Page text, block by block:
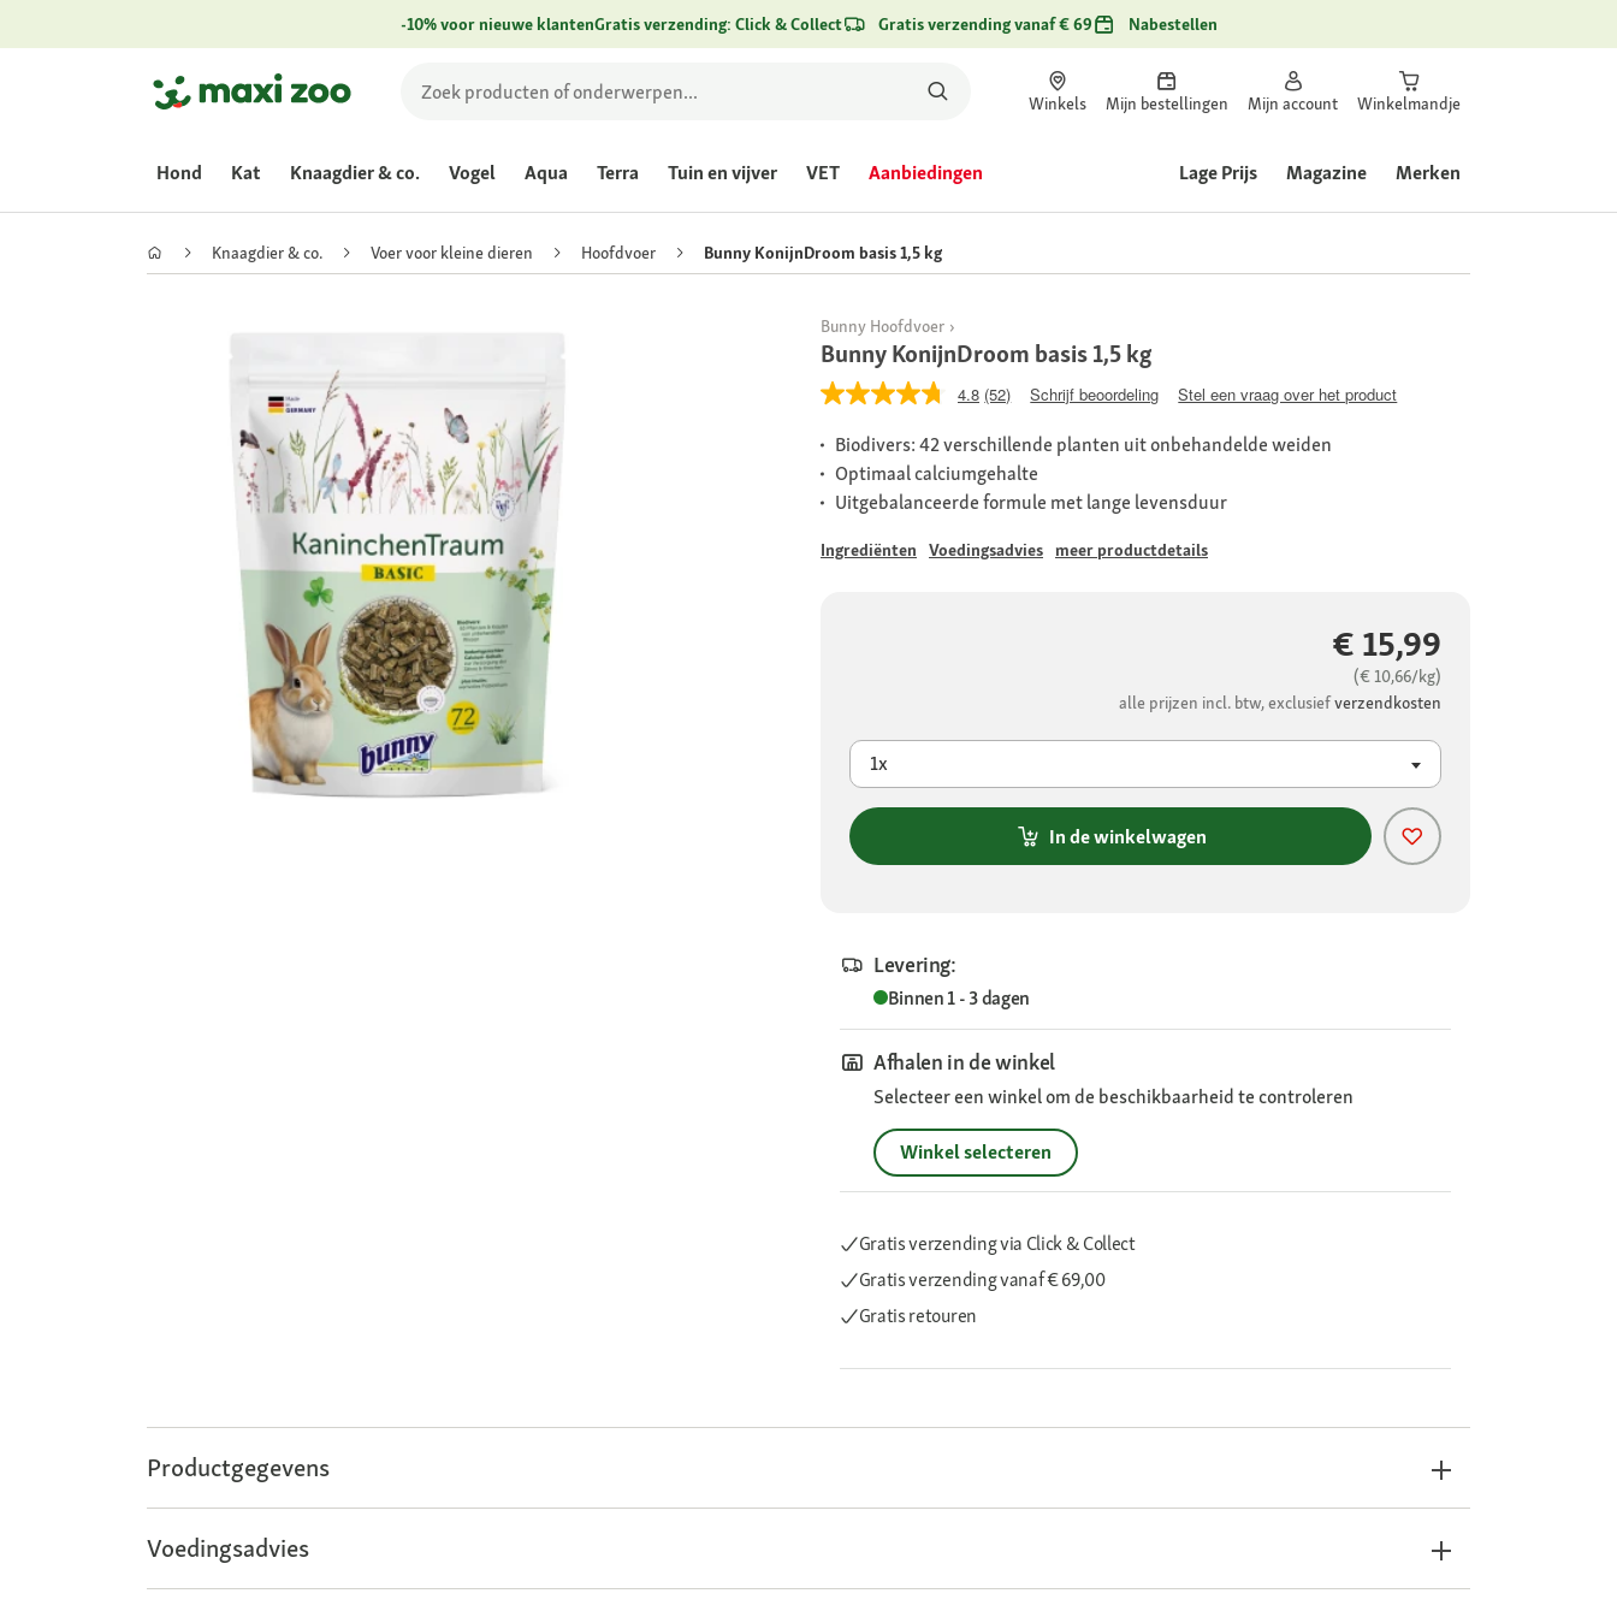
-10% voor nieuwe klantenGratis verzending: Click & Collect Gratis verzending vanaf € 69 Nabestellen
Winkels Mijn bestellingen Mijn account Winkelmandje
Hond Kat Knaagdier & co. Vogel Aqua Terra Tuin en vijver VET Aanbiedingen Lage Prijs Magazine Merken
Knaagdier & co. Voer voor kleine dieren Hoofdvoer Bunny KonijnDroom basis 1,5 kg
Bunny Hoofdvoer
Bunny KonijnDroom basis 1,5 kg
4.8 (52) Schrijf beoordeling Stel een vraag over het product
Biodivers: 42 verschillende planten uit onbehandelde weiden
Optimaal calciumgehalte
Uitgebalanceerde formule met lange levensduur
Ingrediënten Voedingsadvies meer productdetails
€ 15,99
(€ 10,66/kg)
alle prijzen incl. btw, exclusiefverzendkosten
1x
In de winkelwagen
Levering:
Binnen 1 - 3 dagen
Afhalen in de winkel
Selecteer een winkel om de beschikbaarheid te controleren
Winkel selecteren
Gratis verzending via Click & Collect
Gratis verzendingvanaf € 69,00
Gratis retouren
Productgegevens
Voedingsadvies